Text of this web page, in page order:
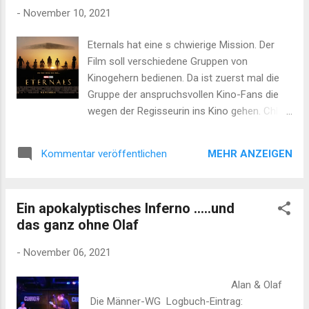
Das Lied könnte kaum aktueller sein. Die
The" ist das Projekt des Briten Matt
Johnson. Dieser betreibt mit wechselnden
musikalischen Personal die Band seit 1979.
Johnson, ist mit seinen Liedern immer schon
dorthin gegangen wo es weh tut: Religion,
Debüt Album war noch etwas holprig und...
- November 10, 2021
Eternals hat eine s chwierige Mission. Der
Film soll verschiedene Gruppen von
Kinogehern bedienen. Da ist zuerst mal die
Gruppe der anspruchsvollen Kino-Fans die
wegen der Regisseurin ins Kino gehen. Chloe
gilt als neuer Star des Indie-Kinos. Es ist
stellen kann. Der Film ist dafür zu laut und
Zuviel "Marvel". Die zweite Gruppe wären
Comic-Verfilmungen. Diese werden wohl
Kommentar veröffentlichen MEHR ANZEIGEN
Ein apokalyptisches Inferno .....und
das ganz ohne Olaf
- November 06, 2021
Alan & Olaf
Die Männer-WG Logbuch-Eintrag: